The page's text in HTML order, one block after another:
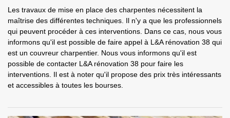
Les travaux de mise en place des charpentes nécessitent la
maîtrise des différentes techniques. Il n'y a que les professionnels
qui peuvent procéder à ces interventions. Dans ce cas, nous vous
informons qu'il est possible de faire appel à L&A rénovation 38 qui
est un couvreur charpentier. Nous vous informons qu'il est
possible de contacter L&A rénovation 38 pour faire les
interventions. Il est à noter qu'il propose des prix très intéressants
et accessibles à toutes les bourses.